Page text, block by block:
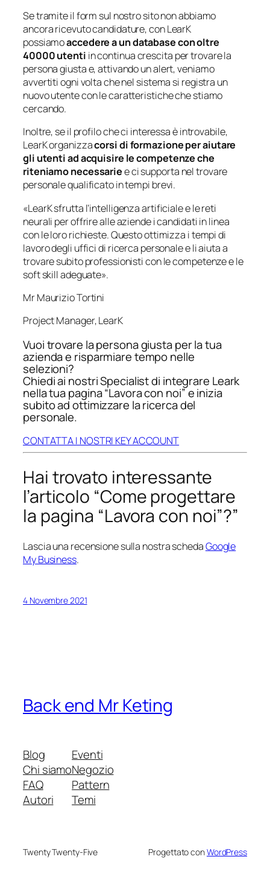
Se tramite il form sul nostro sito non abbiamo
ancora ricevuto candidature, con LearK
possiamoaccedere a un database con oltre
40000 utenti in continua crescita per trovare la
persona giusta e, attivando un alert, veniamo
avvertiti ogni volta che nel sistema si registra un
nuovo utente con le caratteristiche che stiamo
cercando.
Inoltre, se il profilo che ci interessa è introvabile,
LearK organizzacorsi di formazione per aiutare
gli utenti ad acquisire le competenze che
riteniamo necessariee ci supporta nel trovare
personale qualificato in tempi brevi.
«LearK sfrutta l’intelligenza artificiale e le reti
neurali per offrire alle aziende i candidati in linea
con le loro richieste. Questo ottimizza i tempi di
lavoro degli uffici di ricerca personale e li aiuta a
trovare subito professionisti con le competenze e le
soft skill adeguate».
Mr Maurizio Tortini
Project Manager,LearK
Vuoi trovare la persona giusta per la tua
azienda e risparmiare tempo nelle
selezioni?
Chiedi ai nostri Specialist di integrare Leark
nella tua pagina “Lavora con noi” e inizia
subito ad ottimizzare la ricerca del
personale.
CONTATTA I NOSTRI KEY ACCOUNT
Hai trovato interessante
l’articolo “Come progettare
la pagina “Lavora con noi”?”
Lascia una recensione sulla nostra schedaGoogle
My Business.
4 Novembre 2021
Back end Mr Keting
Blog
Chi siamo
FAQ
Autori
Eventi
Negozio
Pattern
Temi
Twenty Twenty-Five Progettato conWordPress